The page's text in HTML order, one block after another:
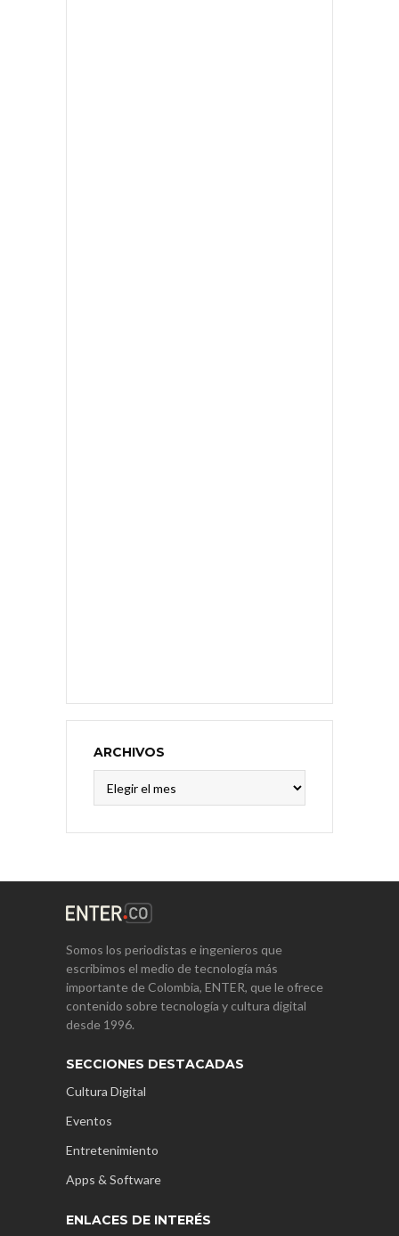
ARCHIVOS
Somos los periodistas e ingenieros que
escribimos el medio de tecnología más
importante de Colombia, ENTER, que le ofrece
contenido sobre tecnología y cultura digital
desde 1996.
SECCIONES DESTACADAS
Cultura Digital
Eventos
Entretenimiento
Apps & Software
ENLACES DE INTERÉS